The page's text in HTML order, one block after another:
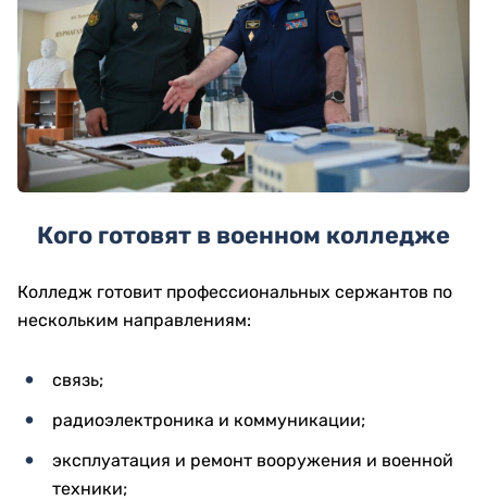
Кого готовят в военном колледже
Колледж готовит профессиональных сержантов по
нескольким направлениям:
связь;
радиоэлектроника и коммуникации;
эксплуатация и ремонт вооружения и военной
техники;